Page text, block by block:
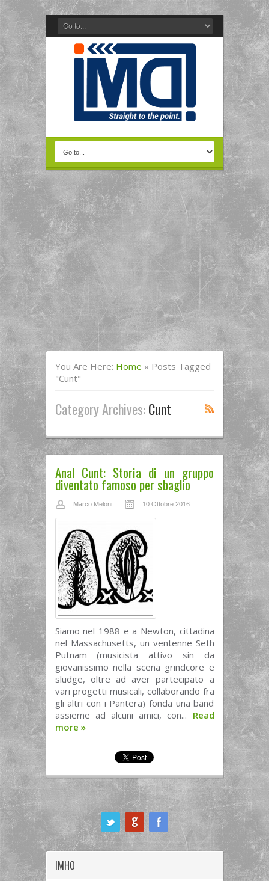
You Are Here: Home » Posts Tagged
"Cunt"
Category Archives:Cunt
Anal Cunt: Storia di un gruppo
diventato famoso per sbaglio
Marco Meloni 10 Ottobre 2016
Siamo nel 1988 e a Newton, cittadina
nel Massachusetts, un ventenne Seth
Putnam (musicista attivo sin da
giovanissimo nella scena grindcore e
sludge, oltre ad aver partecipato a
vari progetti musicali, collaborando fra
gli altri con i Pantera) fonda una band
assieme ad alcuni amici, con... Read
more »
IMHO